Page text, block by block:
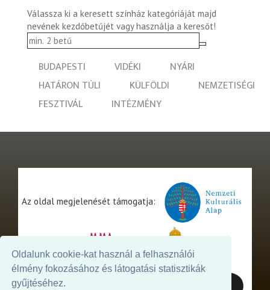
Oldalunk cookie-kat használ a felhasználói
élmény fokozásához és látogatási statisztikák
gyűjtéséhez.
Válassza ki a keresett színház kategóriáját majd
nevének kezdőbetűjét vagy használja a keresőt!
BUDAPESTI VIDÉKI
NYÁRI
HATÁRON TÚLI
KÜLFÖLDI
NEMZETISÉGI
FESZTIVÁL
INTÉZMÉNY
Az oldal megjelenését támogatja: